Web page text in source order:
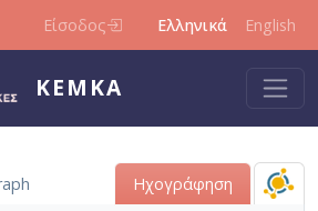
Είσοδος Ελληνικά English
ΚΕΜΚΑ
Ηχογράφηση